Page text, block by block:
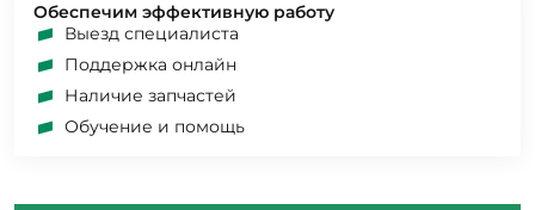
Обеспечим эффективную работу
Выезд специалиста
Поддержка онлайн
Наличие запчастей
Обучение и помощь